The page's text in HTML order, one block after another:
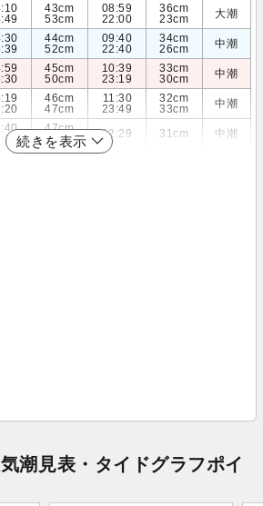
43cm
53cm
08:59
22:00
36cm
23cm
大潮
44cm
52cm
09:40
22:40
34cm
26cm
中潮
45cm
50cm
10:39
23:19
33cm
30cm
中潮
46cm
47cm
11:30
23:49
32cm
33cm
中潮
47cm
45cm
12:29 31cm 中潮
続きを表示
潮見表・タイドグラフポイ